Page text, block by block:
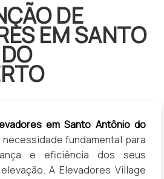
DE
EM SANTO
em Santo Antônio do
necessidade fundamental para
e eficiência dos seus
A Elevadores Village